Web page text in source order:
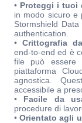
• Proteggi i tuoi
in modo sicuro e
Stormshield
authentication.
• Crittografia
end-to-end ed è
file può essere
piattaforma
agnostica.
accessibile a
• Facile da
procedure di
•Orientato agli